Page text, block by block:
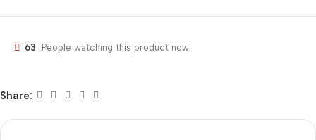
63 People watching this product now!
Share: